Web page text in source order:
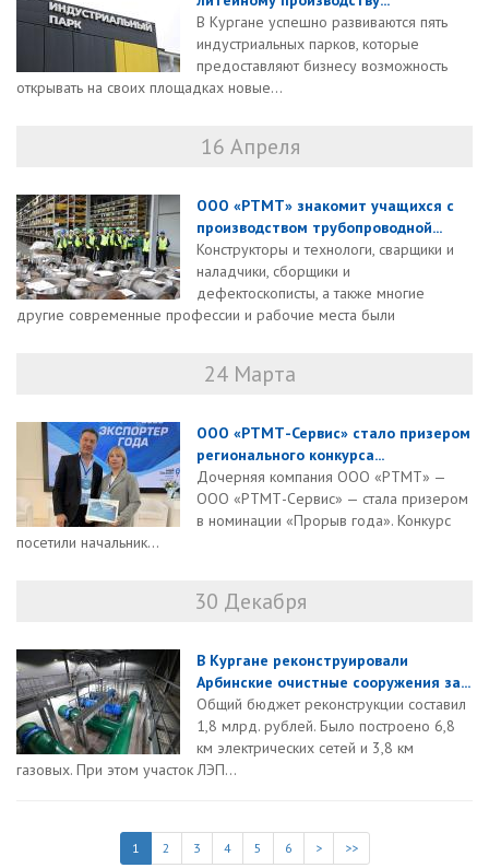
В Кургане успешно развиваются пять
индустриальных парков, которые
предоставляют бизнесу возможность
открывать на своих площадках новые...
16 Апреля
ООО «РТМТ» знакомит учащихся с
производством трубопроводной...
Конструкторы и технологи, сварщики и
наладчики, сборщики и
дефектоскописты, а также многие
другие современные профессии и рабочие места были
24 Марта
ООО «РТМТ-Сервис» стало призером
регионального конкурса...
Дочерняя компания ООО «РТМТ» —
ООО «РТМТ-Сервис» — стала призером
в номинации «Прорыв года». Конкурс
посетили начальник...
30 Декабря
В Кургане реконструировали
Арбинские очистные сооружения за...
Общий бюджет реконструкции составил
1,8 млрд. рублей. Было построено 6,8
км электрических сетей и 3,8 км
газовых. При этом участок ЛЭП...
1 2 3 4 5 6 > >>